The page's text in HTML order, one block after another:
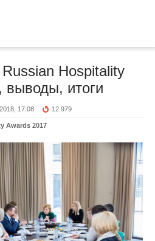
Russian Hospitality
выводы, итоги
17:08 12 979
Awards 2017